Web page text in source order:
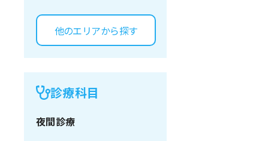
他のエリアから探す
診療科目
夜間診療